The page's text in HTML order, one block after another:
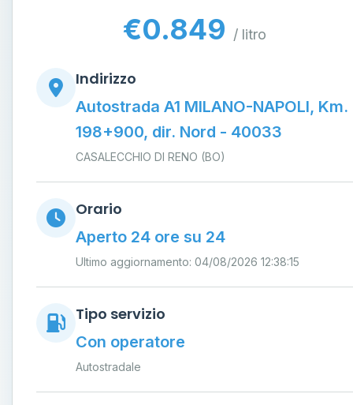
€0.849 / litro
Indirizzo
Autostrada A1 MILANO-NAPOLI, Km.
198+900, dir. Nord - 40033
CASALECCHIO DI RENO (BO)
Orario
Aperto 24 ore su 24
Ultimo aggiornamento: 04/08/2026 12:38:15
Tipo servizio
Con operatore
Autostradale